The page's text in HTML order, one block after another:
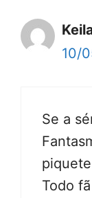
10/
Se a
Todo